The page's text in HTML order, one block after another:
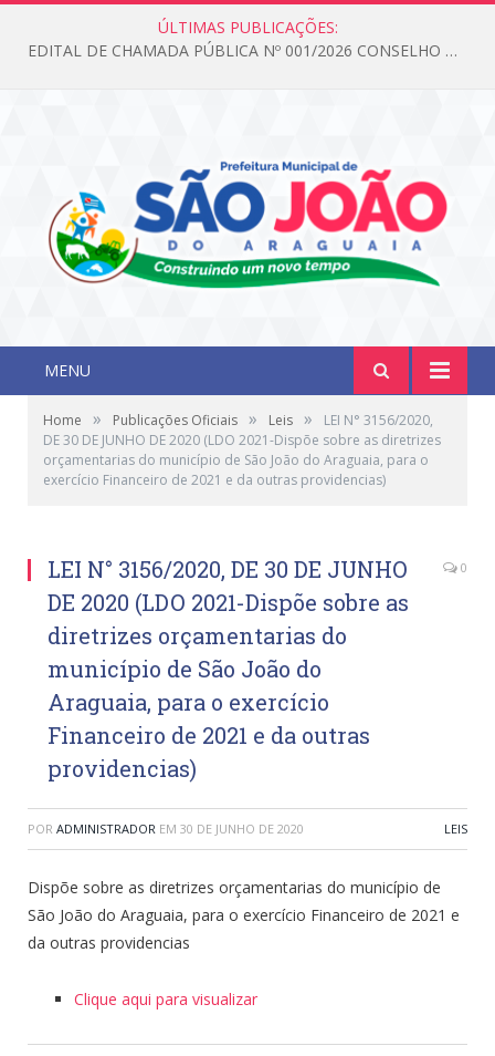
ÚLTIMAS PUBLICAÇÕES:
EDITAL DE CHAMADA PÚBLICA Nº 001/2026 CONSELHO DOS DIREITOS DA CRIANÇA E DO ADOLESCENTE
MENU
Home » Publicações Oficiais » Leis »
LEI N° 3156/2020,
DE 30 DE JUNHO DE 2020 (LDO 2021-Dispõe sobre as diretrizes
orçamentarias do município de São João do Araguaia, para o
exercício Financeiro de 2021 e da outras providencias)
LEI N° 3156/2020, DE 30 DE JUNHO
DE 2020 (LDO 2021-Dispõe sobre as
diretrizes orçamentarias do
município de São João do
Araguaia, para o exercício
Financeiro de 2021 e da outras
providencias)
0
POR ADMINISTRADOR EM 30 DE JUNHO DE 2020 LEIS
Dispõe sobre as diretrizes orçamentarias do município de
São João do Araguaia, para o exercício Financeiro de 2021 e
da outras providencias
Clique aqui para visualizar